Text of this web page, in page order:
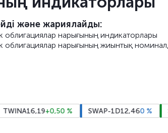
және жариялайды:
облигациялар нарығының индикаторлары
облигациялар нарығының жиынтық
16,19+0,50% SWAP-1D12,460%